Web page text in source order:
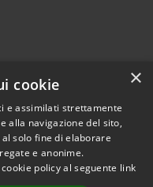
© 2026 • Comune di
Marittimo • Powered by
×
cookie
e assimilati strettamente
alla navigazione del sito,
solo fine di elaborare
e anonime.
policy al seguente link